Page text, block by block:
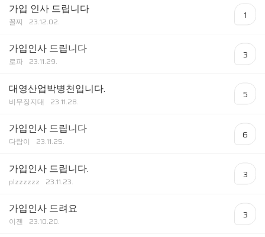
가입 인사 드립니다
꼴찌 23.12.02.
1
가입인사 드립니다
로파 23.11.29.
3
대영산업박병천입니다.
비무장지대 23.11.28.
5
가입인사 드립니다
다람이 23.11.25.
6
가입인사 드립니다.
plzzzzzz 23.11.23.
3
가입인사 드려요
이젠 23.10.20.
3